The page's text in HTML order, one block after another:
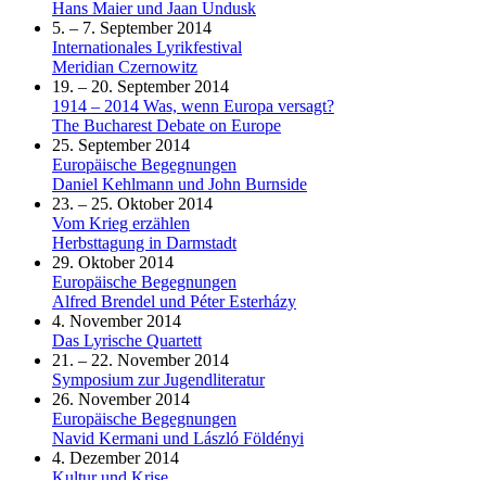
Hans Maier und Jaan Undusk
5. – 7. September 2014
Internationales Lyrikfestival
Meridian Czernowitz
19. – 20. September 2014
1914 – 2014 Was, wenn Europa versagt?
The Bucharest Debate on Europe
25. September 2014
Europäische Begegnungen
Daniel Kehlmann und John Burnside
23. – 25. Oktober 2014
Vom Krieg erzählen
Herbsttagung in Darmstadt
29. Oktober 2014
Europäische Begegnungen
Alfred Brendel und Péter Esterházy
4. November 2014
Das Lyrische Quartett
21. – 22. November 2014
Symposium zur Jugendliteratur
26. November 2014
Europäische Begegnungen
Navid Kermani und László Földényi
4. Dezember 2014